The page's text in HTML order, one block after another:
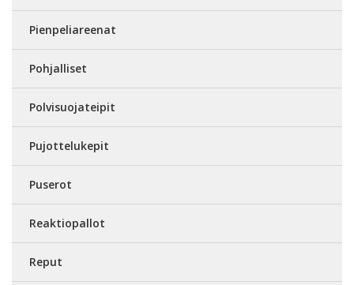
Pienpeliareenat
Pohjalliset
Polvisuojateipit
Pujottelukepit
Puserot
Reaktiopallot
Reput